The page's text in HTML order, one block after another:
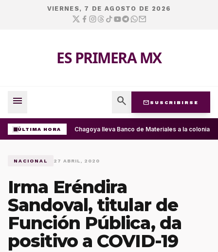
VIERNES, 7 DE AGOSTO DE 2026
ES PRIMERA MX
menu search mail SUSCRIBIRSE
ÚLTIMA HORA Ray Chagoya lleva Banco de Materiales a la colonia
NACIONAL 27 ABRIL, 2020
Irma Eréndira
Sandoval, titular de
Función Pública, da
positivo a COVID-19